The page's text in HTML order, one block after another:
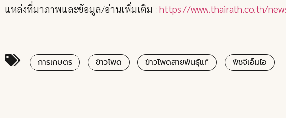
แหล่งที่มาภาพและข้อมูล/อ่านเพิ่มเติม : https://www.thairath.co.th/
การเกษตร ข้าวโพด ข้าวโพดสายพันธุ์แท้ พืชจีเอ็มโอ